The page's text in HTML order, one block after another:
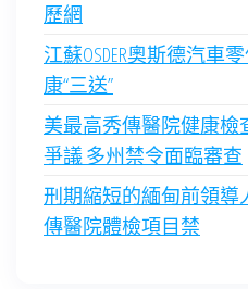
歷網
江蘇OSDER奧斯德汽車
康“三送”
美最高秀傳醫院健康檢
爭議 多州禁令面臨審查
刑期縮短的緬甸前領
傳醫院體檢項目禁